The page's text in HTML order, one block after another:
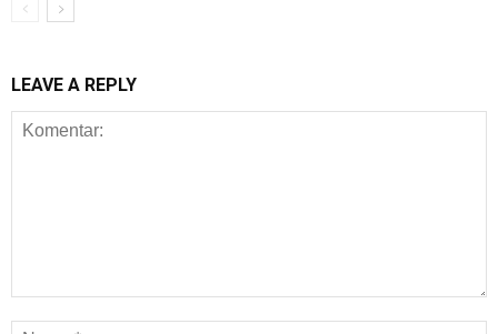
LEAVE A REPLY